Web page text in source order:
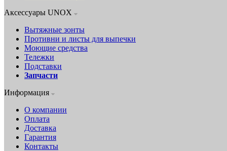
Аксессуары UNOX
Вытяжные зонты
Противни и листы для выпечки
Моющие средства
Тележки
Подставки
Запчасти
Информация
О компании
Оплата
Доставка
Гарантия
Контакты